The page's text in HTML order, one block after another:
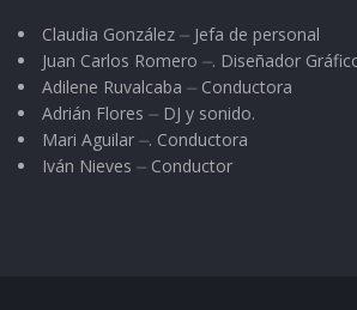
Claudia González ⏤ Jefa de personal
Juan Carlos Romero ⏤. Diseñador
Adilene Ruvalcaba ⏤ Conductora
Adrián Flores ⏤ DJ y sonido.
Mari Aguilar ⏤. Conductora
Iván Nieves ⏤ Conductor